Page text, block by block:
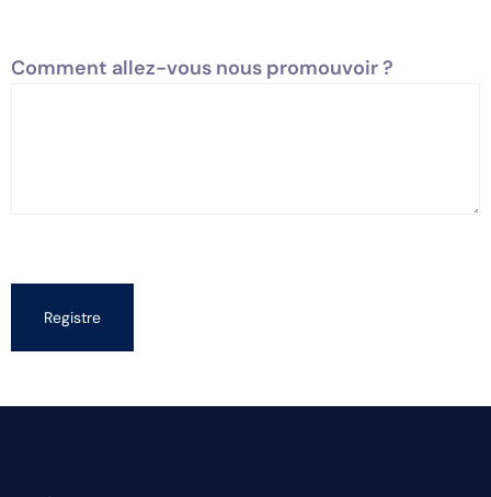
Comment allez-vous nous promouvoir ?
Registre